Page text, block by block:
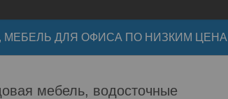
ДЛЯ ОФИСА ПО НИЗКИМ
мебель, водосточные